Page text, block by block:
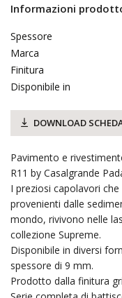
Informazioni
Spessore
Marca
Finitura
Disponibile in
DOWNLOAD
Pavimento e
R11 by Casalgrande
I preziosi capolavori
provenienti dalle
mondo, rivivono nelle
collezione Supreme.
Disponibile in diversi
spessore di 9 mm.
Prodotto dalla finitura